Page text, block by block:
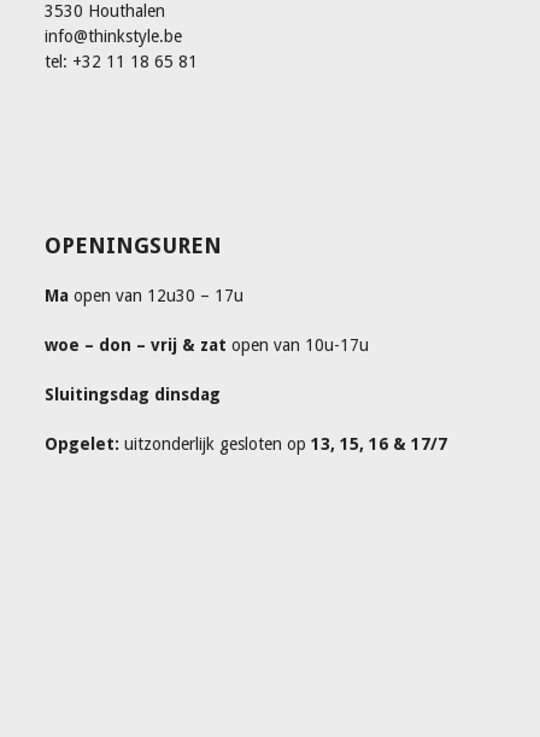
3530 Houthalen
info@thinkstyle.be
tel: +32 11 18 65 81
OPENINGSUREN
Ma open van 12u30 – 17u
woe – don – vrij & zatopen van 10u-17u
Sluitingsdag dinsdag
Opgelet: uitzonderlijk gesloten op13, 15, 16 & 17/7